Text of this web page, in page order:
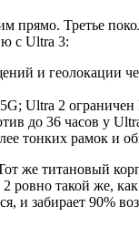
прямо. Третье
с Ultra 3:
и геолокации
Ultra 2
до 36 часов у
тонких рамок и
же титановый
такой же,
и забирает 90%